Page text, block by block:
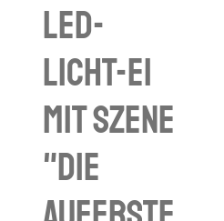
LED-
Licht-Ei
mit Szene
"Die